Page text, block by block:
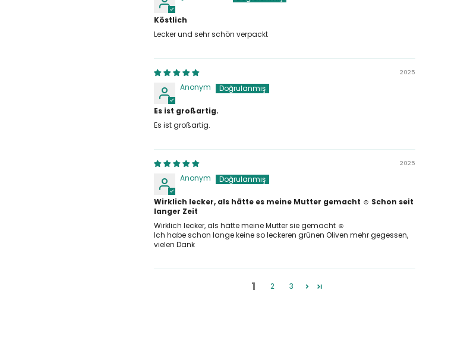
Köstlich
Lecker und sehr schön verpackt
2025
Anonym
Es ist großartig.
Es ist großartig.
2025
Anonym
Wirklich lecker, als hätte es meine Mutter gemacht ☺️ Schon seit
langer Zeit
Wirklich lecker, als hätte meine Mutter sie gemacht ☺️
Ich habe schon lange keine so leckeren grünen Oliven mehr gegessen,
vielen Dank
1 2 3